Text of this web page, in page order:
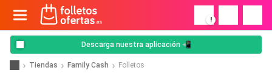
!
Descarga nuestra aplicación 📲
Tiendas Family Cash Folletos